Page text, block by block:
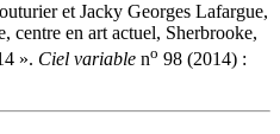
et Jacky Georges Lafargue,
centre en art actuel, Sherbrooke,
». Ciel variable no 98 (2014) :